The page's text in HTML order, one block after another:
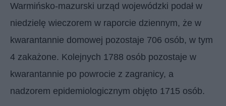
Warmińsko-mazurski urząd wojewódzki podał w
niedzielę wieczorem w raporcie dziennym, że w
kwarantannie domowej pozostaje 706 osób, w tym
4 zakażone. Kolejnych 1788 osób pozostaje w
kwarantannie po powrocie z zagranicy, a
nadzorem epidemiologicznym objęto 1715 osób.